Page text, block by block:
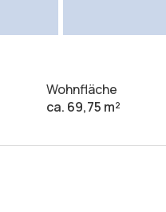
Wohnfläche
ca. 69,75 m²